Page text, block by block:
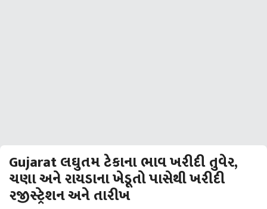
Gujarat લઘુતમ ટેકાના ભાવ ખરીદી તુવેર,
ચણા અને રાયડાના ખેડૂતો પાસેથી ખરીદી
રજીસ્ટ્રેશન અને તારીખ